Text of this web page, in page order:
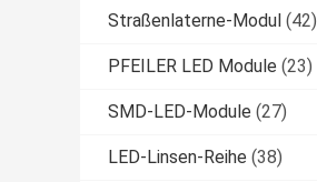
Straßenlaterne-Modul (42)
PFEILER LED Module (23)
SMD-LED-Module (27)
LED-Linsen-Reihe (38)